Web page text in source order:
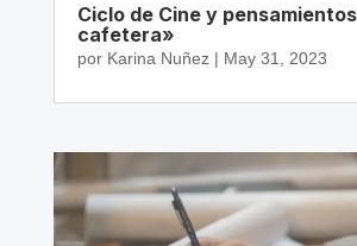
Ciclo de Cine y
cafetera»
por Karina Nuñez| May 31, 2023